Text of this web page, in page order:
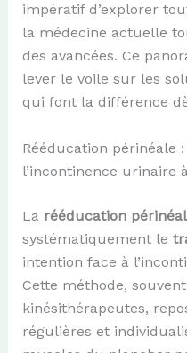
impératif d’explorer
la médecine actuelle
des avancées. Ce
lever le voile sur les
qui font la différence
Rééducation périnéale
l’incontinence urinaire
La rééducation
systématiquement le
intention face à
Cette méthode,
kinésithérapeutes,
régulières et